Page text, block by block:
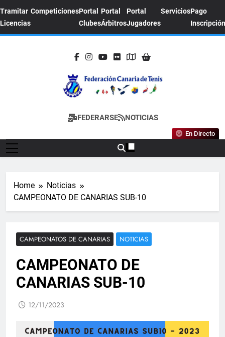
Tramitar
Licencias
CompeticionesPortal
Clubes
Portal
Árbitros
Portal
Jugadores
ServiciosPago
Inscripción
FEDERACION
CANARIA DE
TENIS
Sitio Oficial De La Federación Canaria De
FEDERARSE NOTICIAS
En Directo
Home
Noticias
CAMPEONATO DE CANARIAS SUB-10
CAMPEONATOS DE CANARIAS NOTICIAS
CAMPEONATO DE
CANARIAS SUB-10
12/11/2023